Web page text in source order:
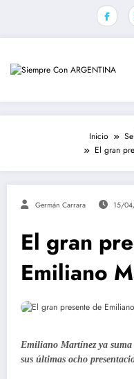
Inicio
El gran
Germán Carrara 15/
El gran
Emiliano
Emiliano Martínez ya
sus últimas ocho